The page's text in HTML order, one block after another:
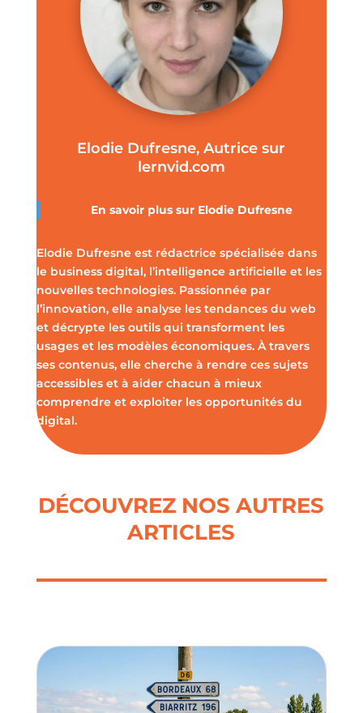
Elodie Dufresne, Autrice sur
lernvid.com
En savoir plus sur Elodie Dufresne
Elodie Dufresne est rédactrice spécialisée dans
le business digital, l’intelligence artificielle et les
nouvelles technologies. Passionnée par
l’innovation, elle analyse les tendances du web
et décrypte les outils qui transforment les
usages et les modèles économiques. À travers
ses contenus, elle cherche à rendre ces sujets
accessibles et à aider chacun à mieux
comprendre et exploiter les opportunités du
digital.
DÉCOUVREZ NOS AUTRES
ARTICLES